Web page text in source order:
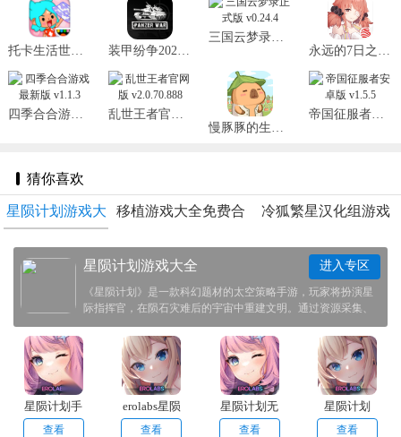
托卡生活世界全解锁版本2025 v1.72
三国云梦录正式版 v0.24.4
四季合合游戏最新版 v1.1.3 帝国征服者安卓版 v1.5.5
猜你喜欢
星陨计划游戏大 移植游戏大全免费合 冷狐繁星汉化组游戏
星陨计划游戏大全
《星陨计划》是一款科幻题材的太空策略手游，玩家将扮演星
际指挥官，在陨石灾难后的宇宙中重建文明。通过资源采集、
结盟求生。游戏融合roguelike元素与动态事件，每次冒险都是
独特体验。
进入专区
星陨计划手
游无广告版
查看
erolabs星陨
计划
查看
星陨计划无
限内购
查看
星陨计划
Wiki
查看